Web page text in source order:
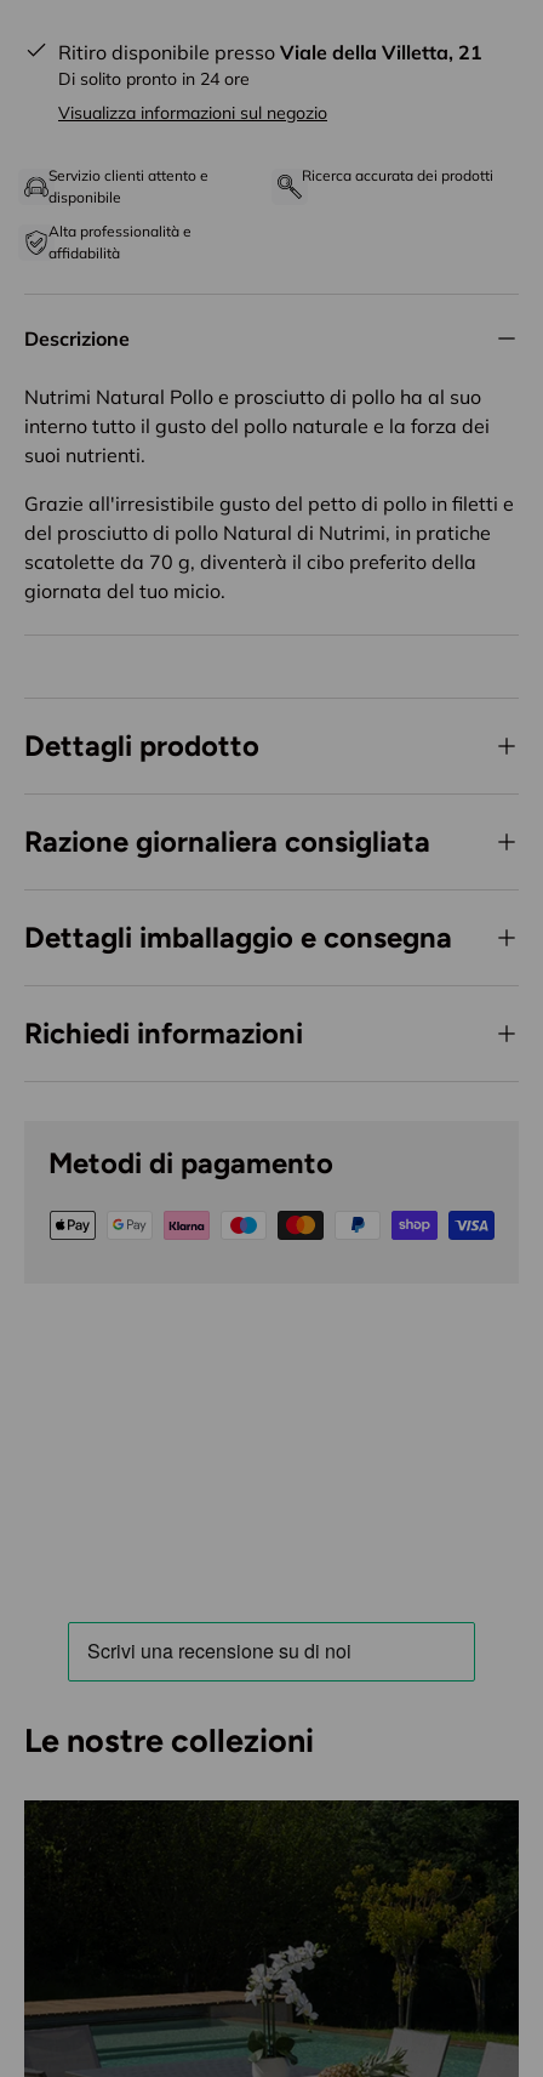
Ritiro disponibile presso Viale della Villetta, 21
Di solito pronto in 24 ore
Visualizza informazioni sul negozio
Servizio clienti attento e
disponibile
Ricerca accurata dei prodotti
Alta professionalità e
affidabilità
Descrizione
Nutrimi Natural Pollo e prosciutto di pollo ha al suo
interno tutto il gusto del pollo naturale e la forza dei
suoi nutrienti.
Grazie all'irresistibile gusto del petto di pollo in filetti e
del prosciutto di pollo Natural di Nutrimi, in pratiche
scatolette da 70 g, diventerà il cibo preferito della
giornata del tuo micio.
Dettagli prodotto
Razione giornaliera consigliata
Dettagli imballaggio e consegna
Richiedi informazioni
Metodi di pagamento
Le nostre collezioni